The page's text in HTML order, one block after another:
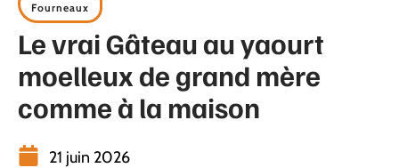
Fourneaux
Le vrai Gâteau au yaourt
moelleux de grand mère
comme à la maison
21 juin 2026